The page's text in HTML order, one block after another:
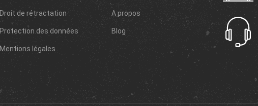
Droit de rétractation
Protection des données
Mentions légales
A propos
Blog